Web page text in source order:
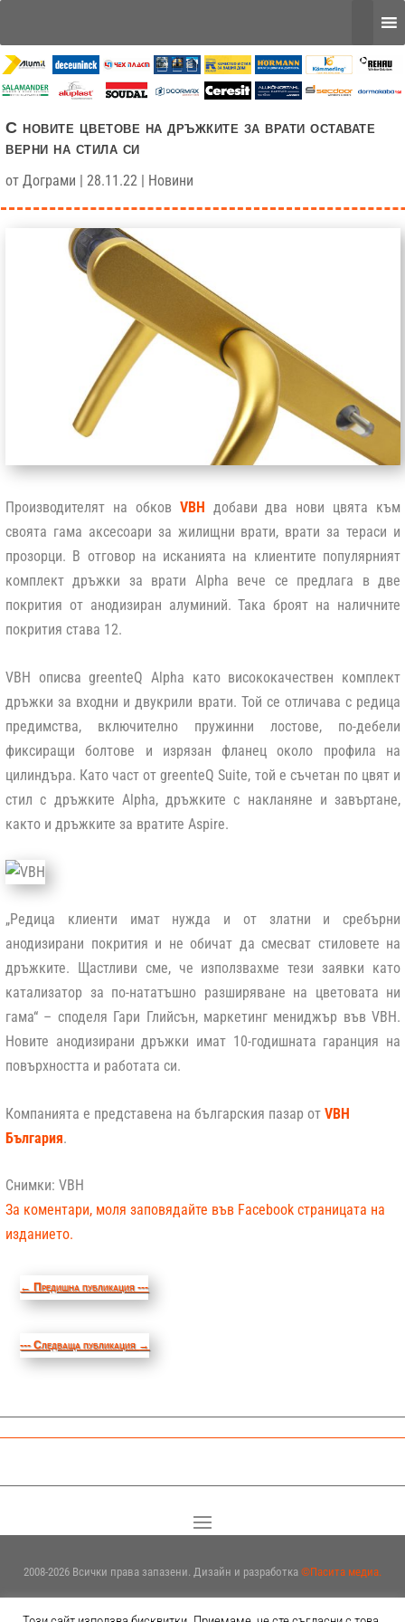
С новите цветове на дръжките за врати оставате
верни на стила си
от Дограми | 28.11.22 | Новини
Производителят на обков VBH
добави два нови цвята към
своята гама аксесоари за жилищни врати, врати за тераси и
прозорци. В отговор на исканията на клиентите популярният
комплект дръжки за врати Alpha вече се предлага в две
покрития от анодизиран алуминий. Така броят на наличните
покрития става 12.
VBH описва greenteQ Alpha като висококачествен комплект
дръжки за входни и двукрили врати. Той се отличава с редица
предимства, включително пружинни лостове, по-дебели
фиксиращи болтове и изрязан фланец около профила на
цилиндъра. Като част от greenteQ Suite, той е съчетан по цвят и
стил с дръжките Alpha, дръжките с накланяне и завъртане,
както и дръжките за вратите Aspire.
„Редица клиенти имат нужда и от златни и сребърни
анодизирани покрития и не обичат да смесват стиловете на
дръжките. Щастливи сме, че използвахме тези заявки като
катализатор за по-нататъшно разширяване на цветовата ни
гама“ – споделя Гари Глийсън, маркетинг мениджър във VBH.
Новите анодизирани дръжки имат 10-годишната гаранция на
повърхността и работата си.
Компанията е представена на българския пазар от VBH
България.
Снимки: VBH
За коментари, моля заповядайте във Facebook страницата на
изданието.
← Предишна публикация ---
--- Следваща публикация →
2008-2026 Всички права запазени. Дизайн и разработка ©Пасита медиа.